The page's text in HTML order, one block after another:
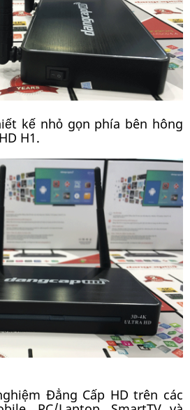
kế nhỏ gọn phía bên hông
H1.
Đẳng Cấp HD trên các